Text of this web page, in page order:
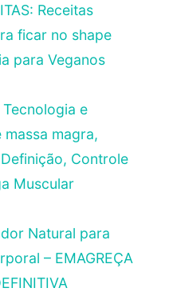
Receitas
ficar no shape
para Veganos
Tecnologia e
magra,
Controle
Muscular
Natural para
– EMAGREÇA